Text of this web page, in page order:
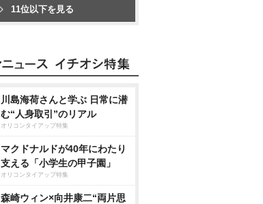
11位以下を見る
川島海荷さんと学ぶ 日常に潜
む“人身取引”のリアル
オリコンタイアップ特集
マクドナルドが40年にわたり
支える「小学生の甲子園」
オリコンタイアップ特集
森崎ウィン×向井康二“両片思